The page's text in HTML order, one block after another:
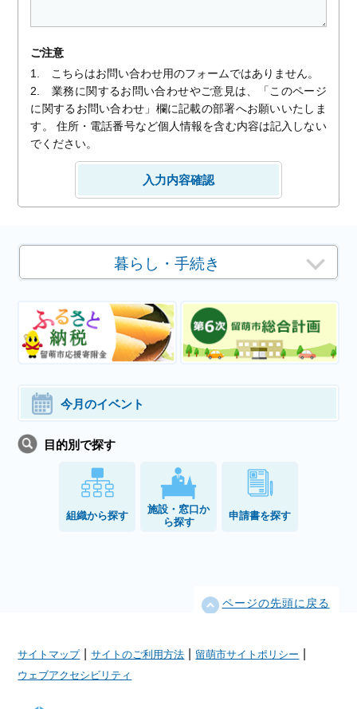
ご注意
1. こちらはお問い合わせ用のフォームではありません。
2. 業務に関するお問い合わせやご意見は、「このページ
に関するお問い合わせ」欄に記載の部署へお願いいたしま
す。 住所・電話番号など個人情報を含む内容は記入しない
でください。
暮らし・手続き
今月のイベント
目的別で探す
組織から探す
施設・窓口か
ら探す
申請書を探す
ページの先頭に戻る
サイトマップ サイトのご利用方法 留萌市サイトポリシー
ウェブアクセシビリティ